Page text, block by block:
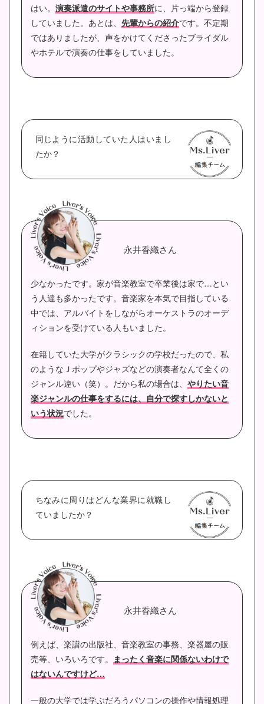
はい。 演奏派遣のサイトや事務所に、片っ端から登録
していました。 あとは、 先輩からの紹介です。不定期
ではありましたが、声をかけてくださったブライダル
やホテルで演奏の仕事をしていました。
同じように活動していた人はいまし
たか？
永井香織さん
少なかったです。家が音楽教室で卒業後は家で…とい
う人達も多かったです。 音楽家を本気で目指している
中では、アルバイトをしながらオーケストラのオーデ
ィションを受けている人もいました。
在籍していた大学がクラシックの学校だったので、私
のようなＪポップやジャズなどの演奏者なんて全くの
ジャンル違い（笑）。だから私の場合は、 やりたい音
楽ジャンルの仕事をするには、自分で探すしかないと
いう状況でした。
ちなみに周りはどんな業界に就職し
ていましたか？
永井香織さん
例えば、楽譜の出版社、音楽教室の事務、楽器屋の販
売等、いろいろです。 まったく音楽に関係ないわけで
はないんですけど…
一般の大学では学ぶだろうパソコンの操作や情報処理